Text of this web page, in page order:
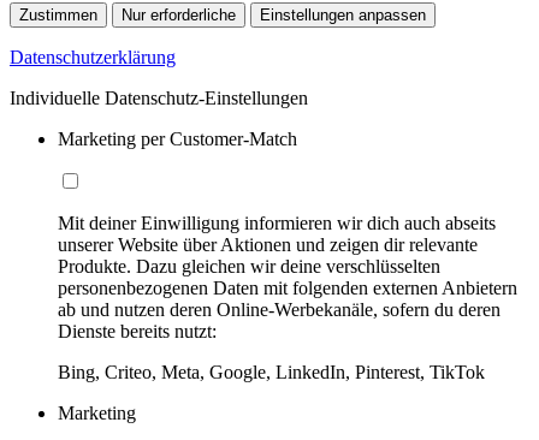
Zustimmen Nur erforderliche Einstellungen anpassen
Datenschutzerklärung
Individuelle Datenschutz-Einstellungen
Marketing per Customer-Match
Mit deiner Einwilligung informieren wir dich auch abseits
unserer Website über Aktionen und zeigen dir relevante
Produkte. Dazu gleichen wir deine verschlüsselten
personenbezogenen Daten mit folgenden externen Anbietern
ab und nutzen deren Online-Werbekanäle, sofern du deren
Dienste bereits nutzt:
Bing, Criteo, Meta, Google, LinkedIn, Pinterest, TikTok
Marketing